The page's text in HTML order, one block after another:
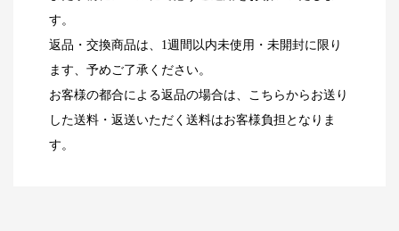
す。
返品・交換商品は、1週間以内未使用・未開封に限り
ます、予めご了承ください。
お客様の都合による返品の場合は、こちらからお送り
した送料・返送いただく送料はお客様負担となりま
す。